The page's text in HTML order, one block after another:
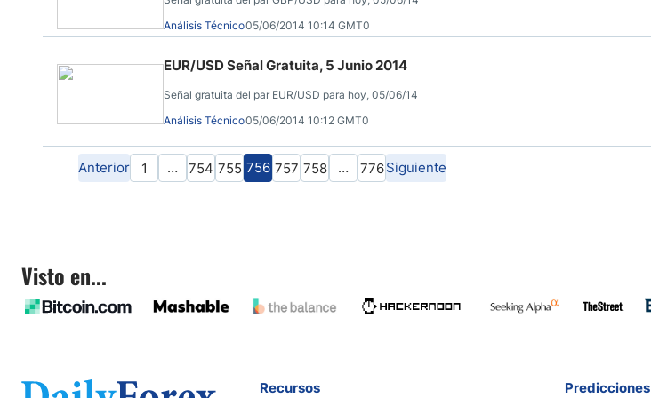
Análisis Técnico05/06/2014 10:14 GMT0
EUR/USD Señal Gratuita, 5 Junio 2014
Señal gratuita del par EUR/USD para hoy, 05/06/14
Análisis Técnico05/06/2014 10:12 GMT0
Anterior 1 … 754 755 756 757 758 … 776Siguiente
Visto en...
Recursos Predicciones